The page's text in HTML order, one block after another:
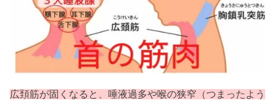
広頚筋が固くなると、唾液過多や喉の狭窄（つまったよう